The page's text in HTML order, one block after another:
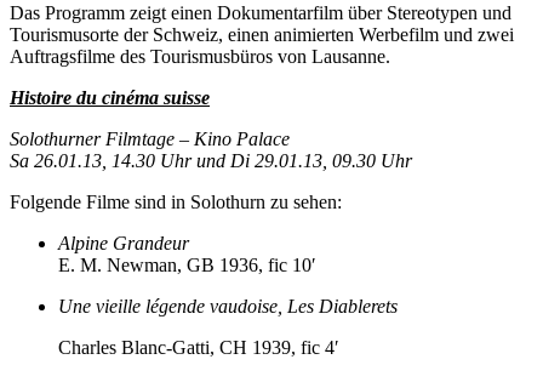
Das Programm zeigt einen Dokumentarfilm über Stereotypen und
Tourismusorte der Schweiz, einen animierten Werbefilm und zwei
Auftragsfilme des Tourismusbüros von Lausanne.
Histoire du cinéma suisse
Solothurner Filmtage – Kino Palace
Sa 26.01.13, 14.30 Uhr und Di 29.01.13, 09.30 Uhr
Folgende Filme sind in Solothurn zu sehen:
Alpine Grandeur
E. M. Newman, GB 1936, fic 10′
Une vieille légende vaudoise, Les Diablerets
Charles Blanc-Gatti, CH 1939, fic 4′